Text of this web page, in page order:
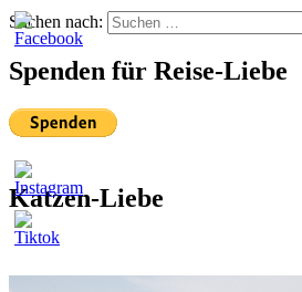
Suchen nach:
Spenden für Reise-Liebe
Katzen-Liebe